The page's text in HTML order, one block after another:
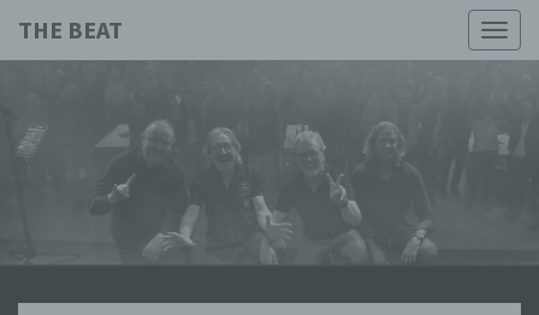
THE BEAT
THE
BEAT
Die Beste
Beatmusik
Aus Den
60er, 70er
Und Mehr.